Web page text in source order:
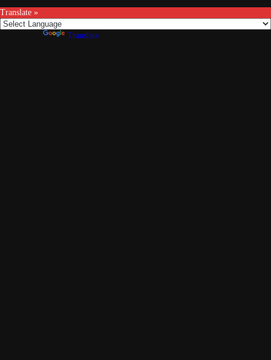
January 5th, 2022
Translate »
Translate